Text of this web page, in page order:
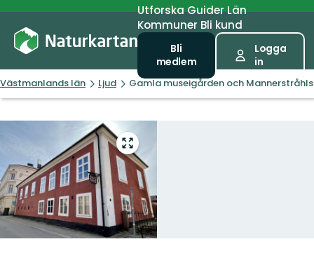
UtforskaGuiderLän
Kommuner Bli kund
Bli
medlem
Logga
in
Västmanlands län Ljud Gamla museigården och
Gå
till
helskärmsläge